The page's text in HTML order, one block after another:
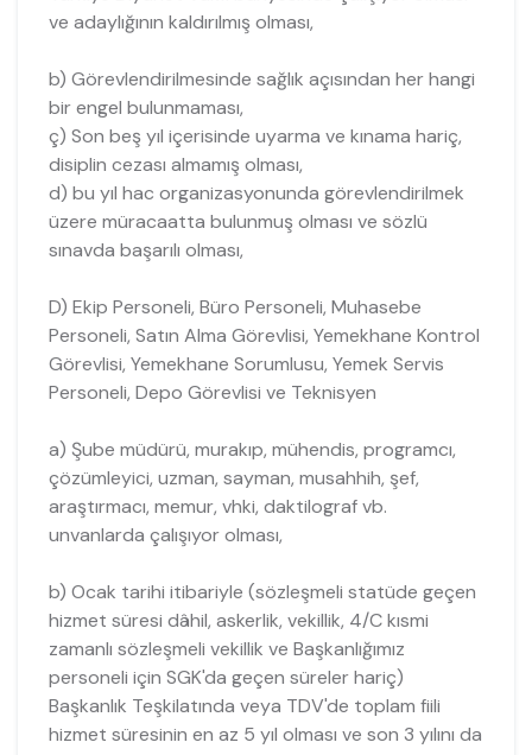
ve adaylığının kaldırılmış olması,
b) Görevlendirilmesinde sağlık açısından her hangi
bir engel bulunmaması,
ç) Son beş yıl içerisinde uyarma ve kınama hariç,
disiplin cezası almamış olması,
d) bu yıl hac organizasyonunda görevlendirilmek
üzere müracaatta bulunmuş olması ve sözlü
sınavda başarılı olması,
D) Ekip Personeli, Büro Personeli, Muhasebe
Personeli, Satın Alma Görevlisi, Yemekhane Kontrol
Görevlisi, Yemekhane Sorumlusu, Yemek Servis
Personeli, Depo Görevlisi ve Teknisyen
a) Şube müdürü, murakıp, mühendis, programcı,
çözümleyici, uzman, sayman, musahhih, şef,
araştırmacı, memur, vhki, daktilograf vb.
unvanlarda çalışıyor olması,
b) Ocak tarihi itibariyle (sözleşmeli statüde geçen
hizmet süresi dâhil, askerlik, vekillik, 4/C kısmi
zamanlı sözleşmeli vekillik ve Başkanlığımız
personeli için SGK'da geçen süreler hariç)
Başkanlık Teşkilatında veya TDV'de toplam fiili
hizmet süresinin en az 5 yıl olması ve son 3 yılını da